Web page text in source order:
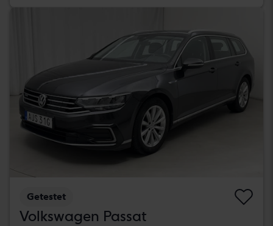
Getestet
Volkswagen Passat